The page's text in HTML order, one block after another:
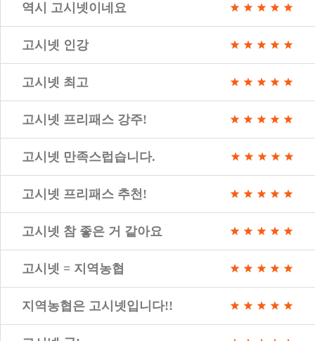
역시 고시넷이네요
고시넷 인강
고시넷 최고
고시넷 프리패스 강주!
고시넷 만족스럽습니다.
고시넷 프리패스 추천!
고시넷 참 좋은 거 같아요
고시넷 = 지역농협
지역농협은 고시넷입니다!!